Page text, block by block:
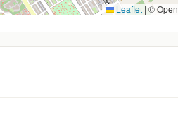
Leaflet | ©